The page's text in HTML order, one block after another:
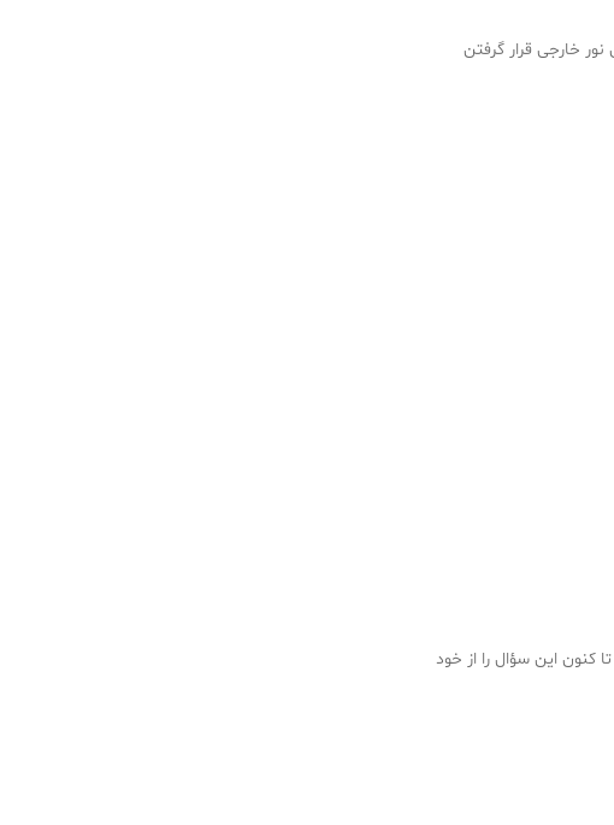
خارجی قرار گرفتن
کنون این سؤال را از خود